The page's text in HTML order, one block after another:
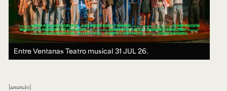
Entre Ventanas Teatro musical 31 JUL 26.
anuncio